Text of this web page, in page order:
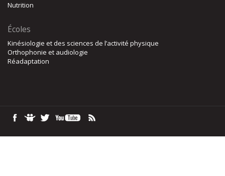
Nutrition
Écoles
Kinésiologie et des sciences de l’activité physique
Orthophonie et audiologie
Réadaptation